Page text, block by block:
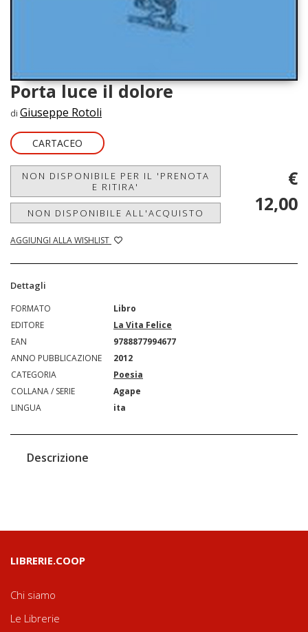
Porta luce il dolore
di Giuseppe Rotoli
CARTACEO
NON DISPONIBILE PER IL 'PRENOTA
E RITIRA'
NON DISPONIBILE ALL'ACQUISTO
AGGIUNGI ALLA WISHLIST
€
12,00
Dettagli
FORMATO
Libro
EDITORE
La Vita Felice
EAN
9788877994677
ANNO PUBBLICAZIONE
2012
CATEGORIA
Poesia
COLLANA / SERIE
Agape
LINGUA
ita
Descrizione
LIBRERIE.COOP
Chi siamo
Le Librerie